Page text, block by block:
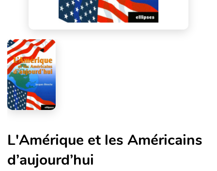
L'Amérique et les Américains
d’aujourd’hui